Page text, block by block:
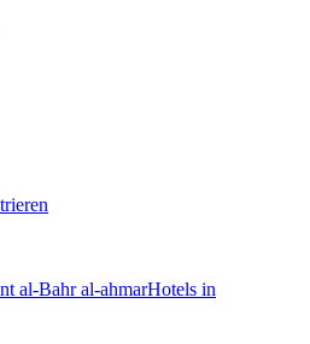
al-Bahr al-ahmarHotels in